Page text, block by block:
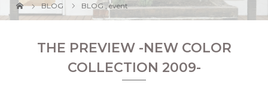
BLOG BLOG ,event
THE PREVIEW -NEW COLOR
COLLECTION 2009-